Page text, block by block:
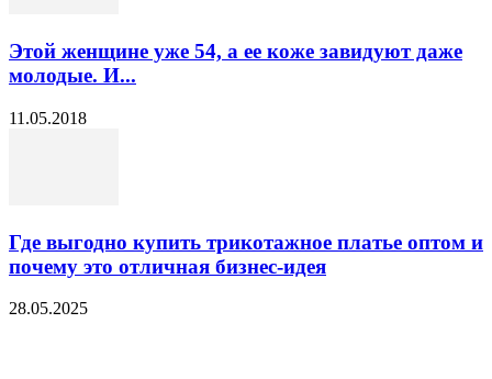
Этой женщине уже 54, а ее коже завидуют даже
молодые. И...
11.05.2018
Где выгодно купить трикотажное платье оптом и
почему это отличная бизнес-идея
28.05.2025